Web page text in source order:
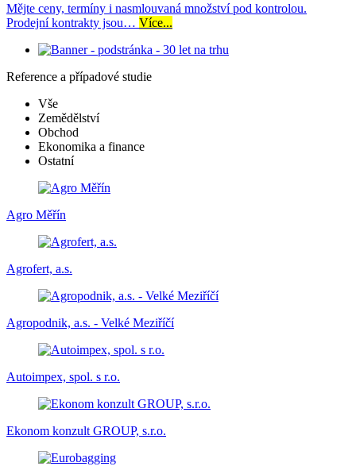
Mějte ceny, termíny i nasmlouvaná množství pod kontrolou.
Prodejní kontrakty jsou… Více...
Reference a případové studie
Vše
Zemědělství
Obchod
Ekonomika a finance
Ostatní
Agro Měřín
Agrofert, a.s.
Agropodnik, a.s. - Velké Meziříčí
Autoimpex, spol. s r.o.
Ekonom konzult GROUP, s.r.o.